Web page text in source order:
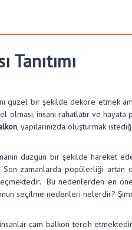
Tanıtımı
güzel bir şekilde dekore etmek
insanı rahatlatır ve hayata
, yapılarınızda oluşturmak
düzgün bir şekilde hareket
Son zamanlarda popülerliği
Bu nedenlerden en
seçilme nedenleri nelerdir?
cam balkon tercih